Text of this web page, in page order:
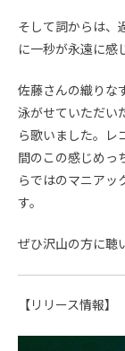
そして詞からは、
に一秒が永遠に感
佐藤さんの織りな
泳がせていただい
ら歌いました。レ
間のこの感じめっ
らではのマニアッ
す。
ぜひ沢山の方に聴
【リリース情報】